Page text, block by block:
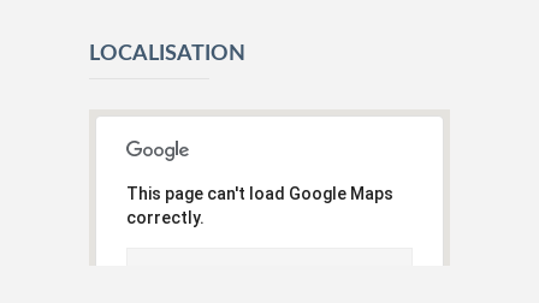
LOCALISATION
This page can't load Google Maps
correctly.